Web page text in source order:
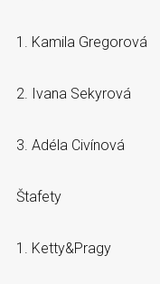
1. Kamila Gregorová
2. Ivana Sekyrová
3. Adéla Civínová
Štafety
1. Ketty&Pragy